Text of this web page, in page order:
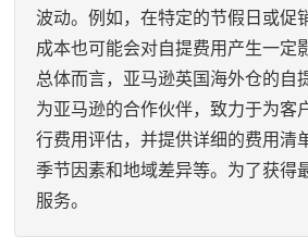
波动。例如，在特定的节假日或促
成本也可能会对自提费用产生一定
总体而言，亚马逊英国海外仓的自
为亚马逊的合作伙伴，致力于为客
行费用评估，并提供详细的费用清
季节因素和地域差异等。为了获得
服务。